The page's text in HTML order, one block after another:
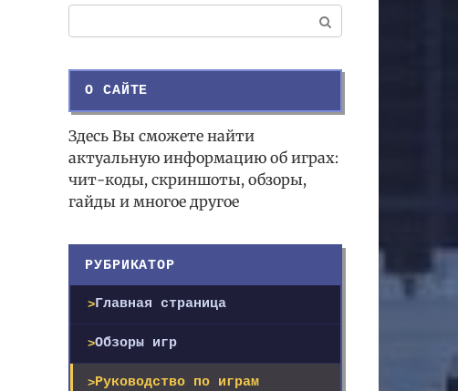
О САЙТЕ
Здесь Вы сможете найти
актуальную информацию об играх:
чит-коды, скриншоты, обзоры,
гайды и многое другое
РУБРИКАТОР
Главная страница
Обзоры игр
Руководство по играм